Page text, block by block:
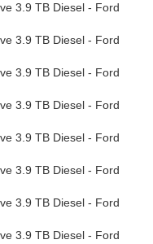
3.9 TB Diesel - Ford
3.9 TB Diesel - Ford
3.9 TB Diesel - Ford
3.9 TB Diesel - Ford
3.9 TB Diesel - Ford
3.9 TB Diesel - Ford
3.9 TB Diesel - Ford
3.9 TB Diesel - Ford